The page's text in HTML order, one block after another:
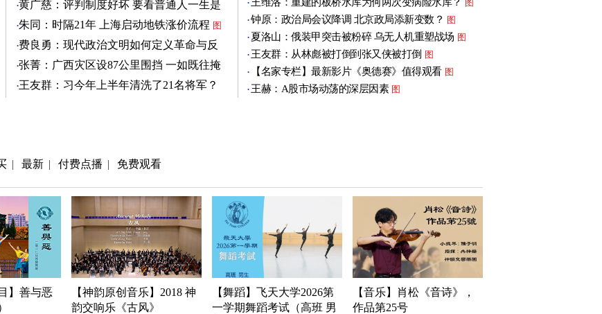
黄广慈：评判制度好坏 要看普通人一生是
否安稳
图
朱同：时隔21年 上海启动地铁涨价流程 图
费良勇：现代政治文明如何定义革命与反
革命
图
张菁：广西灾区设87公里围挡 一如既往掩
盖真相 图
王友群：习今年上半年清洗了21名将军？
图
钟原：政治局会议降调 北京政局添新变数？ 图
夏洛山：俄装甲突击被粉碎 乌无人机重塑战场 图
王友群：从林彪被打倒到张又侠被打倒 图
【名家专栏】最新影片《奥德赛》值得观看 图
王赫：A股市场动荡的深层因素 图
| 最新 | 付费点播 | 免费观看
】善与恶
【神韵原创音乐】2018 神
韵交响乐《古风》
【舞蹈】飞天大学2026第
一学期舞蹈考试（高班 男
【音乐】肖松《音诗》，
作品第25号